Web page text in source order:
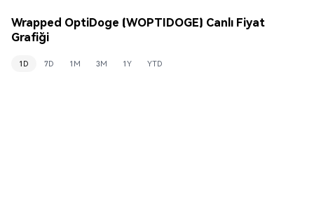
Wrapped OptiDoge (WOPTIDOGE) Canlı Fiyat
Grafiği
1D 7D 1M 3M 1Y YTD